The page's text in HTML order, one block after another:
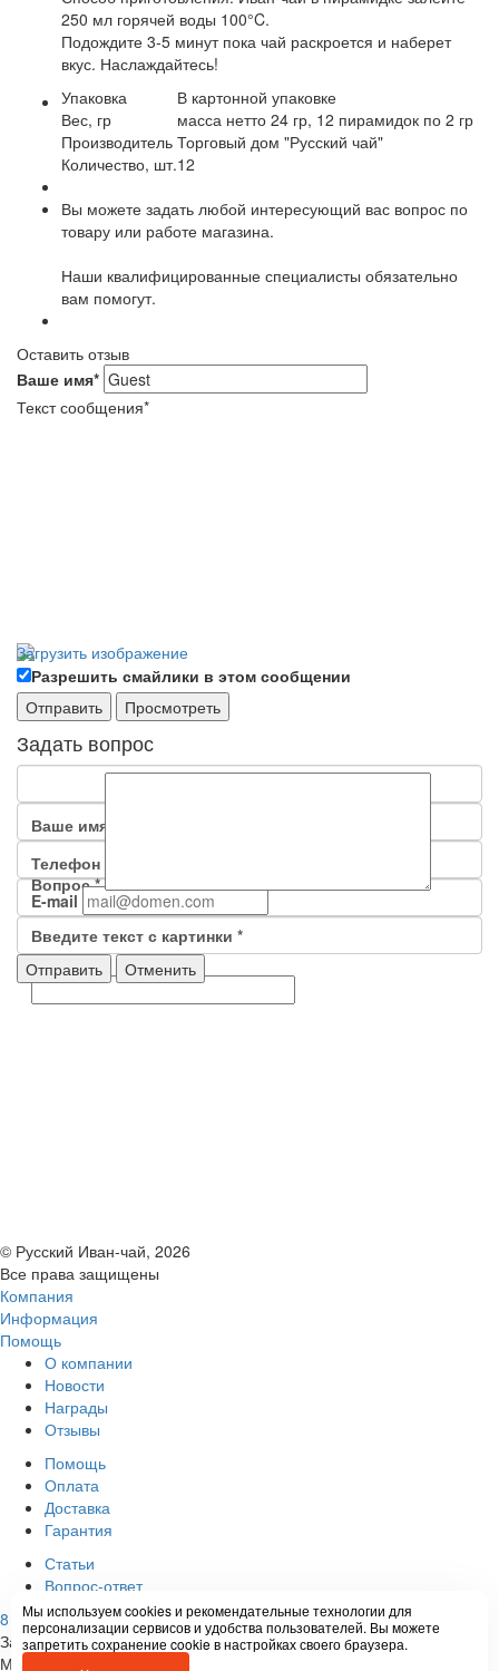
250 мл горячей воды 100°C.
Подождите 3-5 минут пока чай раскроется и наберет
вкус. Наслаждайтесь!
Упаковка
В картонной упаковке
Вес, гр
масса нетто 24 гр, 12 пирамидок по 2 гр
Производитель Торговый дом "Русский чай"
Количество, шт.12
Вы можете задать любой интересующий вас вопрос по
товару или работе магазина.
Наши квалифицированные специалисты обязательно
вам помогут.
Оставить отзыв
Ваше имя*
Текст сообщения*
Загрузить изображение
Разрешить смайлики в этом сообщении
Задать вопрос
Вопрос*
Ваше имя
Телефон
E-mail
Введите текст с картинки *
Отменить
© Русский Иван-чай, 2026
Все права защищены
Компания
Информация
Помощь
О компании
Новости
Награды
Отзывы
Помощь
Оплата
Доставка
Гарантия
Статьи
Вопрос-ответ
8 800 505-54-96(бесплатно по России) Заказать звонок
Задать вопрос
Мы в социальных сетях:
Мы используем cookies и рекомендательные технологии для
персонализации сервисов и удобства пользователей. Вы можете
запретить сохранение cookie в настройках своего браузера.